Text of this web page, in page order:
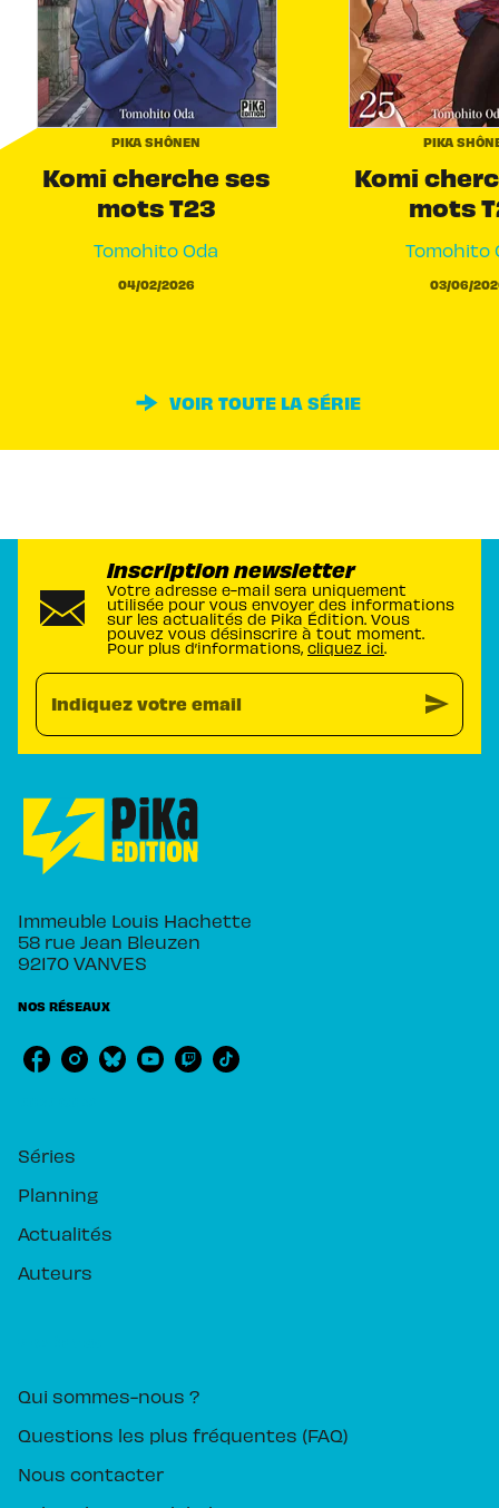
PIKA SHÔNEN
Komi cherche ses
mots T23
Tomohito Oda
04/02/2026
PIKA
Komi
mots
Tomohito
03/06/
VOIR TOUTE LA SÉRIE
Inscription newsletter
Votre adresse e-mail sera uniquement
utilisée pour vous envoyer des informations
sur les actualités de Pika Édition. Vous
pouvez vous désinscrire à tout moment.
Pour plus d’informations, cliquez ici.
Indiquez votre email send
Immeuble Louis Hachette
58 rue Jean Bleuzen
92170 VANVES
NOS RÉSEAUX
Séries
Planning
Actualités
Auteurs
Qui sommes-nous ?
Questions les plus fréquentes (FAQ)
Nous contacter